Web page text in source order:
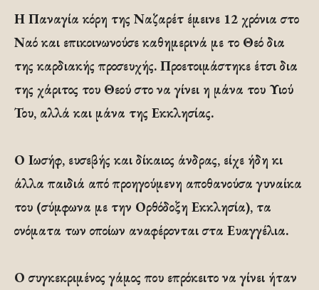
Η Παναγία κόρη της Ναζαρέτ έμεινε 12 χρόνια στο
Ναό και επικοινωνούσε καθημερινά με το Θεό δια
της καρδιακής προσευχής. Προετοιμάστηκε έτσι δια
της χάριτος του Θεού στο να γίνει η μάνα του Υιού
Του, αλλά και μάνα της Εκκλησίας.
Ο Ιωσήφ, ευσεβής και δίκαιος άνδρας, είχε ήδη κι
άλλα παιδιά από προηγούμενη αποθανούσα γυναίκα
του (σύμφωνα με την Ορθόδοξη Εκκλησία), τα
ονόματα των οποίων αναφέρονται στα Ευαγγέλια.
Ο συγκεκριμένος γάμος που επρόκειτο να γίνει ήταν